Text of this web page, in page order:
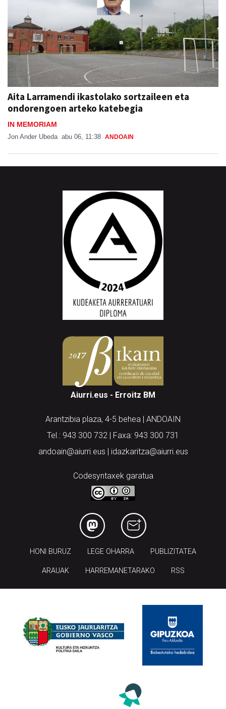
Aita Larramendi ikastolako sortzaileen eta
ondorengoen arteko katebegia
IN MEMORIAM
Jon Ander Ubeda abu 06, 11:38 ANDOAIN
Aiurri.eus - Erroitz BM
Arantzibia plaza, 4-5 behea | ANDOAIN
Tel.: 943 300 732 | Faxa: 943 300 731
andoain@aiurri.eus | idazkaritza@aiurri.eus
Codesyntaxek garatua
HONI BURUZ LEGE OHARRA PUBLIZITATEA
ARAUAK HARREMANETARAKO RSS